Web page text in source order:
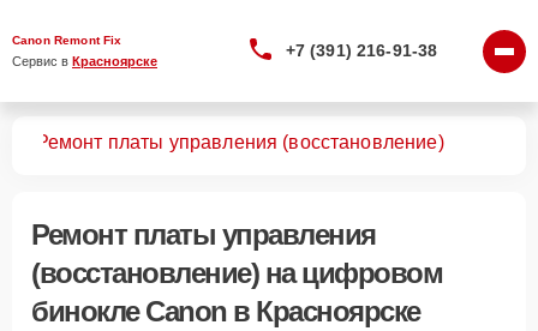
Canon Remont Fix
Сервис в Красноярске
+7 (391) 216-91-38
Ремонт платы управления (восстановление)
Ремонт платы управления
(восстановление)на цифровом
бинокле Canon в Красноярске